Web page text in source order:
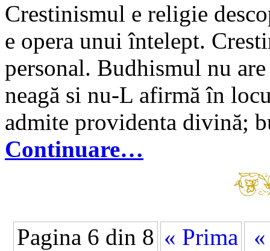
Crestinismul e religie
e opera unui întelept.
personal. Budhismul nu
neagă si nu-L afirmă în
admite providenta divină;
Continuare…
Pagina 6 din 8 « Prima